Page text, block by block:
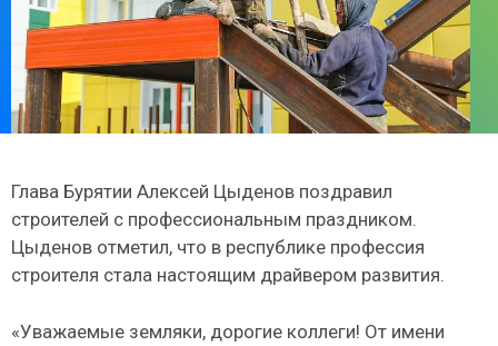
Глава Бурятии Алексей Цыденов поздравил
строителей с профессиональным праздником.
Цыденов отметил, что в республике профессия
строителя стала настоящим драйвером развития.
«Уважаемые земляки, дорогие коллеги! От имени